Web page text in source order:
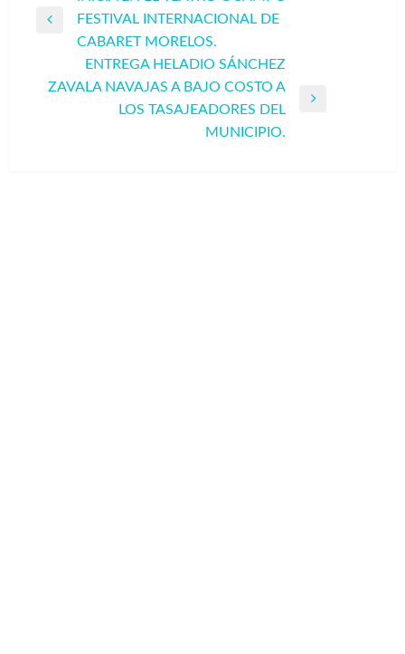
de
entradas
FESTIVAL INTERNACIONAL DE
CABARET MORELOS.
ENTREGA HELADIO SÁNCHEZ
ZAVALA NAVAJAS A BAJO COSTO A
LOS TASAJEADORES DEL
MUNICIPIO.